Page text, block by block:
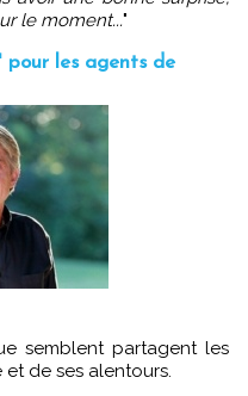
le moment..."
pour les agents de
de ses alentours.